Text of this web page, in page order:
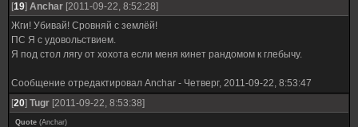
[19] Anchar [2011-09-22, 8:52:28]
Жги! Убивай! Сровняй с землёй!
ПС Я с удовольствием.
Я под стол лягу от хохота если меня кинет рандомом к глебычу.
Сообщение отредактировал Anchar - Четверг, 2011-09-22, 8:53:47
[20] Tugr [2011-09-22, 8:53:38]
Quote (Anchar)